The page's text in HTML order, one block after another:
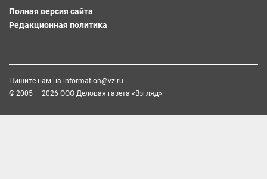
Полная версия сайта
Редакционная политика
Пишите нам на information@vz.ru
© 2005 — 2026 ООО Деловая газета «Взгляд»